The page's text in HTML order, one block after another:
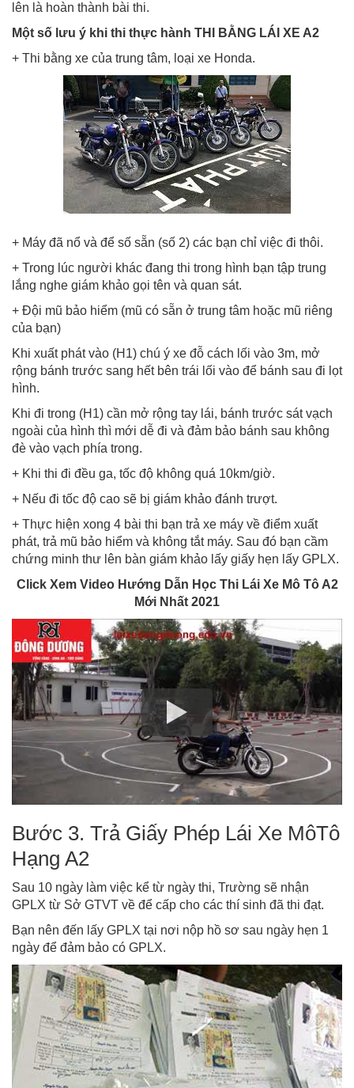
lên là hoàn thành bài thi.
Một số lưu ý khi thi thực hành THI BẰNG LÁI XE A2
+ Thi bằng xe của trung tâm, loại xe Honda.
+ Máy đã nổ và để số sẵn (số 2) các bạn chỉ việc đi thôi.
+ Trong lúc người khác đang thi trong hình bạn tập trung
lắng nghe giám khảo gọi tên và quan sát.
+ Đội mũ bảo hiểm (mũ có sẵn ở trung tâm hoặc mũ riêng
của bạn)
Khi xuất phát vào (H1) chú ý xe đỗ cách lối vào 3m, mở
rộng bánh trước sang hết bên trái lối vào để bánh sau đi lọt
hình.
Khi đi trong (H1) cần mở rộng tay lái, bánh trước sát vạch
ngoài của hình thì mới dễ đi và đảm bảo bánh sau không
đè vào vạch phía trong.
+ Khi thi đi đều ga, tốc độ không quá 10km/giờ.
+ Nếu đi tốc độ cao sẽ bị giám khảo đánh trượt.
+ Thực hiện xong 4 bài thi bạn trả xe máy về điểm xuất
phát, trả mũ bảo hiểm và không tắt máy. Sau đó bạn cầm
chứng minh thư lên bàn giám khảo lấy giấy hẹn lấy GPLX.
Click Xem Video Hướng Dẫn Học Thi Lái Xe Mô Tô A2
Mới Nhất 2021
Bước 3. Trả Giấy Phép Lái Xe MôTô
Hạng A2
Sau 10 ngày làm việc kể từ ngày thi, Trường sẽ nhận
GPLX từ Sở GTVT về để cấp cho các thí sinh đã thi đạt.
Bạn nên đến lấy GPLX tại nơi nộp hồ sơ sau ngày hẹn 1
ngày để đảm bảo có GPLX.